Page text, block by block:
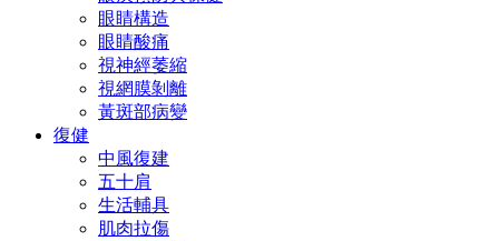
眼睛構造
眼睛酸痛
視神經萎縮
視網膜剝離
黃斑部病變
復健
中風復建
五十肩
生活輔具
肌肉拉傷